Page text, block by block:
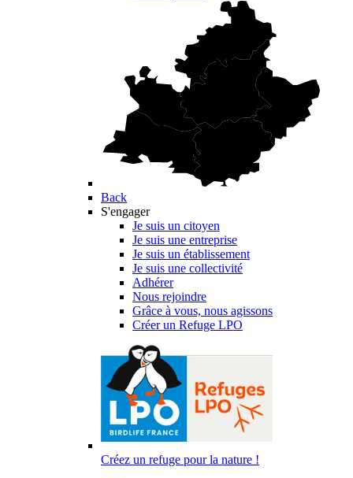
Back
S'engager
Je suis un citoyen
Je suis une entreprise
Je suis un établissement
Je suis une collectivité
Adhérer
Nous rejoindre
Grâce à vous, nous agissons
Créer un Refuge LPO
Créez un refuge pour la nature !